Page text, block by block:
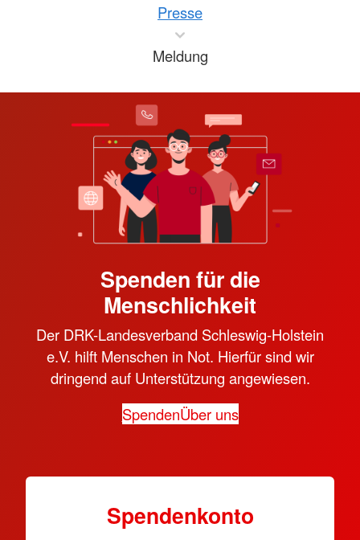
Presse
Meldung
Spenden für die
Menschlichkeit
Der DRK-Landesverband Schleswig-Holstein
e.V. hilft Menschen in Not. Hierfür sind wir
dringend auf Unterstützung angewiesen.
SpendenÜber uns
Spendenkonto